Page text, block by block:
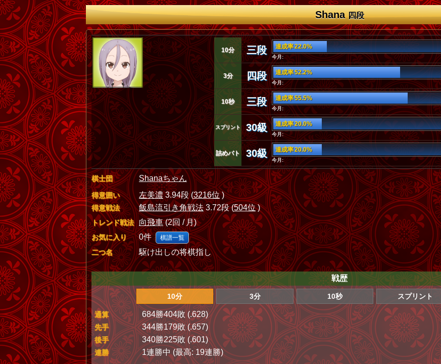
Shana四段
10分 三段 達成率 22.0%
今月:
3分 四段 達成率 52.2%
今月:
10秒 三段 達成率 55.5%
今月:
スプリント 30級 達成率 20.0%
今月:
詰めバト 30級 達成率 20.0%
今月:
棋士団 Shanaちゃん
得意囲い 左美濃3.94段 (3216位)
得意戦法 飯島流引き角戦法3.72段 (504位)
トレンド戦法 向飛車(2回 / 月)
お気に入り 0件 棋譜一覧
二つ名 駆け出しの将棋指し
戦歴
10分 3分 10秒 スプリント
通算 684勝404敗 (.628)
先手 344勝179敗 (.657)
後手 340勝225敗 (.601)
連勝 1連勝中 (最高: 19連勝)